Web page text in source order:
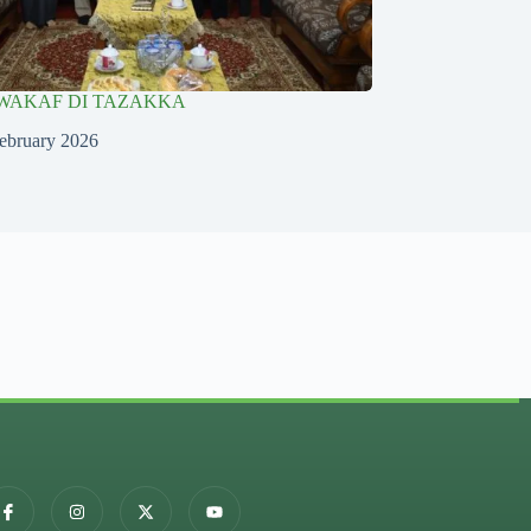
DI TAZAKKA
2026